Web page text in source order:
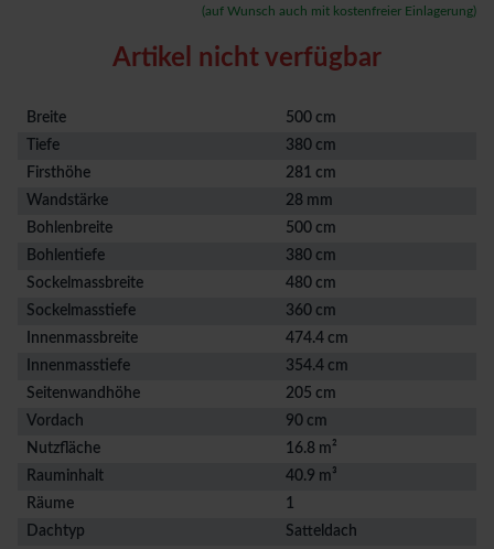
(auf Wunsch auch mit kostenfreier Einlagerung)
Artikel nicht verfügbar
Breite
500 cm
Tiefe
380 cm
Firsthöhe
281 cm
Wandstärke
28 mm
Bohlenbreite
500 cm
Bohlentiefe
380 cm
Sockelmassbreite
480 cm
Sockelmasstiefe
360 cm
Innenmassbreite
474.4 cm
Innenmasstiefe
354.4 cm
Seitenwandhöhe
205 cm
Vordach
90 cm
Nutzfläche
16.8 m²
Rauminhalt
40.9 m³
Räume
1
Dachtyp
Satteldach